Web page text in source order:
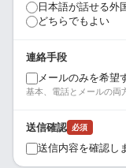
日本語が話せる外
どちらでもよい
連絡手段
メールのみを希望
基本、電話とメールの両
送信確認 必須
送信内容を確認し